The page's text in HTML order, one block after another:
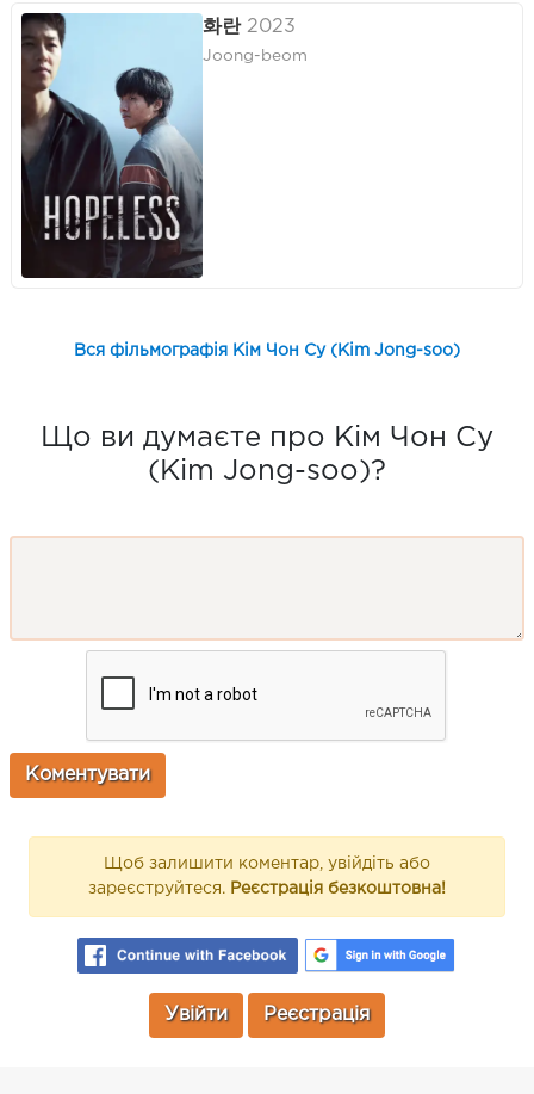
화란 2023
Joong-beom
Вся фільмографія Кім Чон Су (Kim Jong-soo)
Що ви думаєте про Кім Чон Су
(Kim Jong-soo)?
Щоб залишити коментар, увійдіть або
зареєструйтеся. Реєстрація безкоштовна!
Увійти Реєстрація